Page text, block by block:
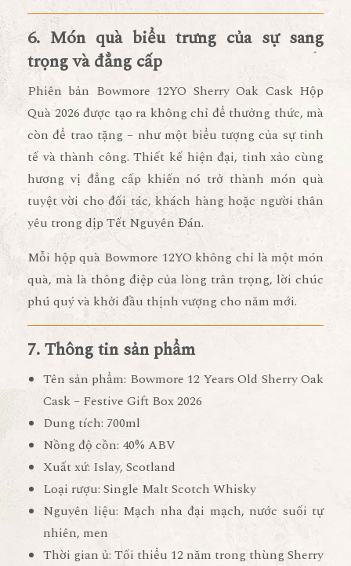
6. Món quà biểu trưng của sự sang
trọng và đẳng cấp
Phiên bản Bowmore 12YO Sherry Oak Cask Hộp
Quà 2026 được tạo ra không chỉ để thưởng thức, mà
còn để trao tặng – như một biểu tượng của sự tinh
tế và thành công. Thiết kế hiện đại, tinh xảo cùng
hương vị đẳng cấp khiến nó trở thành món quà
tuyệt vời cho đối tác, khách hàng hoặc người thân
yêu trong dịp Tết Nguyên Đán.
Mỗi hộp quà Bowmore 12YO không chỉ là một món
quà, mà là thông điệp của lòng trân trọng, lời chúc
phú quý và khởi đầu thịnh vượng cho năm mới.
7. Thông tin sản phẩm
Tên sản phẩm: Bowmore 12 Years Old Sherry Oak
Cask – Festive Gift Box 2026
Dung tích: 700ml
Nồng độ cồn: 40% ABV
Xuất xứ: Islay, Scotland
Loại rượu: Single Malt Scotch Whisky
Nguyên liệu: Mạch nha đại mạch, nước suối tự
nhiên, men
Thời gian ủ: Tối thiểu 12 năm trong thùng Sherry